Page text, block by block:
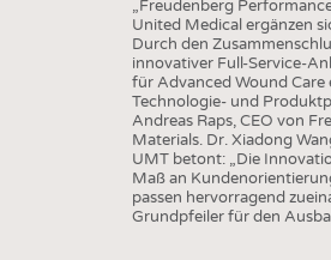
„Freudenberg
United Medical ergänzen
Durch den
innovativer Full-Service-
für Advanced Wound Care
Technologie- und
Andreas Raps, CEO von
Materials. Dr. Xiadong
UMT betont: „Die
Maß an
passen hervorragend
Grundpfeiler für den